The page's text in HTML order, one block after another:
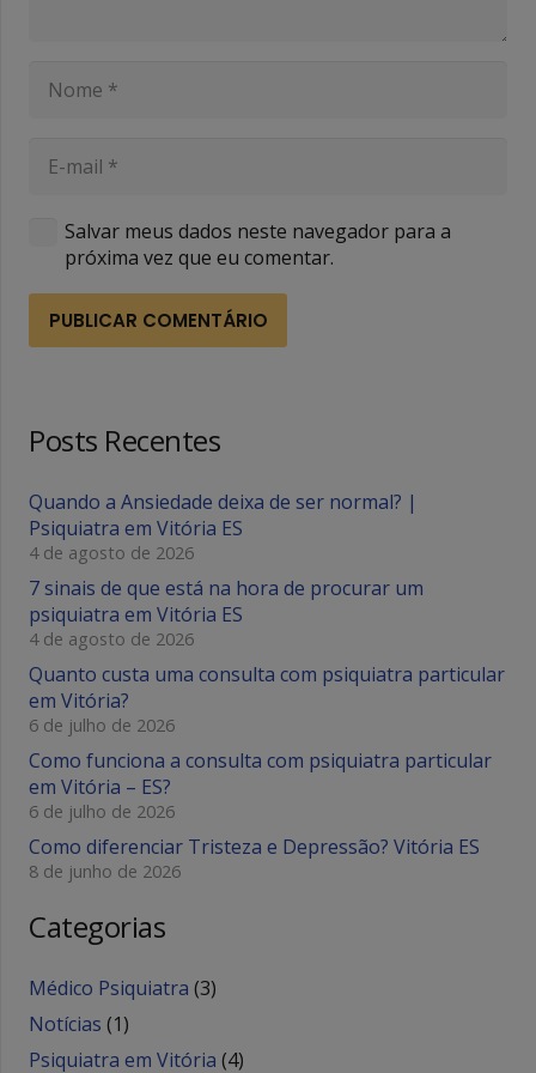
Salvar meus dados neste navegador para a
próxima vez que eu comentar.
PUBLICAR COMENTÁRIO
Posts Recentes
Quando a Ansiedade deixa de ser normal? |
Psiquiatra em Vitória ES
4 de agosto de 2026
7 sinais de que está na hora de procurar um
psiquiatra em Vitória ES
4 de agosto de 2026
Quanto custa uma consulta com psiquiatra particular
em Vitória?
6 de julho de 2026
Como funciona a consulta com psiquiatra particular
em Vitória – ES?
6 de julho de 2026
Como diferenciar Tristeza e Depressão? Vitória ES
8 de junho de 2026
Categorias
Médico Psiquiatra (3)
Notícias (1)
Psiquiatra em Vitória (4)